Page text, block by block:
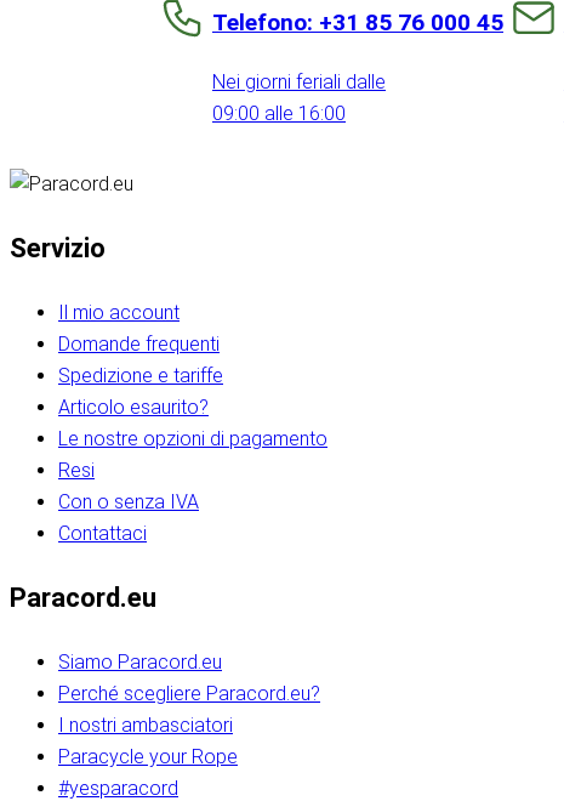
Telefono: +31 85 76 000 45
Nei giorni feriali dalle
09:00 alle 16:00
Servizio
Il mio account
Domande frequenti
Spedizione e tariffe
Articolo esaurito?
Le nostre opzioni di pagamento
Resi
Con o senza IVA
Contattaci
Paracord.eu
Siamo Paracord.eu
Perché scegliere Paracord.eu?
I nostri ambasciatori
Paracycle your Rope
#yesparacord